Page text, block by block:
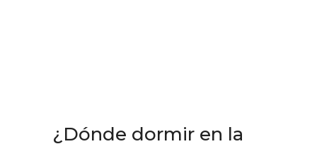
¿Dónde dormir en la